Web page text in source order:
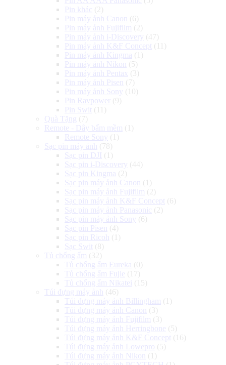
Pin khác (2)
Pin máy ảnh Canon
(6)
Pin máy ảnh Fujifilm (2)
Pin máy ảnh i-Discovery (47)
Pin máy ảnh K&F Concept (11)
Pin máy ảnh Kingma (1)
Pin máy ảnh Nikon
(5)
Pin máy ảnh Pentax (3)
Pin máy ảnh Pisen
(7)
Pin máy ảnh Sony (10)
Pin Ravpower
(9)
Pin Swit (11)
Quà Tặng (7)
Remote - Dây bấm mềm (1)
Remote Sony (1)
Sạc pin máy ảnh
(78)
Sạc pin DJI (1)
Sạc pin i-Discovery (44)
Sạc pin Kingma (2)
Sạc pin máy ảnh Canon
(1)
Sạc pin máy ảnh Fujifilm (2)
Sạc pin máy ảnh K&F Concept (6)
Sạc pin máy ảnh Panasonic (2)
Sạc pin máy ảnh Sony (6)
Sạc pin Pisen
(4)
Sạc pin Ricoh
(1)
Sạc Swit (8)
Tủ chống ẩm (32)
Tủ chống ẩm Eureka (0)
Tủ chống ẩm Fujie (17)
Tủ chống ẩm Nikatei (15)
Túi đựng máy ảnh
(46)
Túi đựng máy ảnh Billingham (1)
Túi đựng máy ảnh Canon
(3)
Túi đựng máy ảnh Fujifilm (3)
Túi đựng máy ảnh Herringbone (5)
Túi đựng máy ảnh K&F Concept (16)
Túi đựng máy ảnh Lowepro (5)
Túi đựng máy ảnh Nikon
(1)